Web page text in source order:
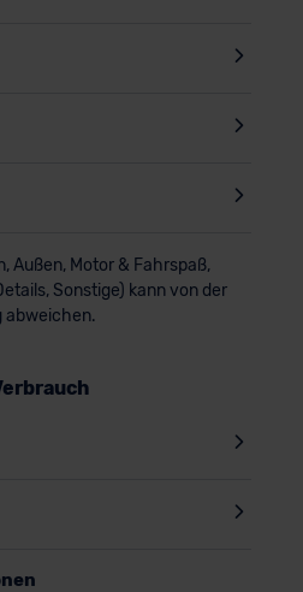
Außen, Motor & Fahrspaß,
Sonstige) kann von der
abweichen.